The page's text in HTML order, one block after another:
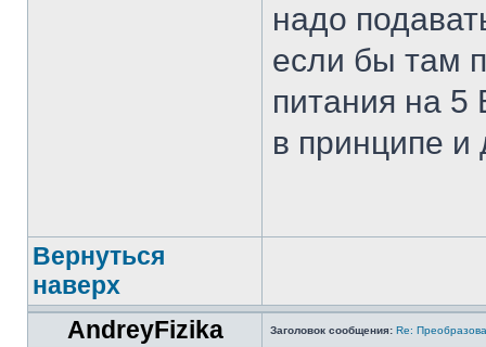
надо
если бы там
питания на
в принципе и
Вернуться
наверх
AndreyFizika
Заголовок сообщения: Re: